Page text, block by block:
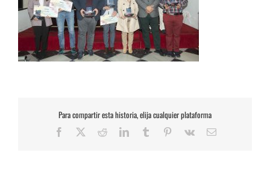
Para compartir esta historia, elija cualquier plataforma
Facebook RedditLinkedInTumblr Pinterest
Vk
Correo